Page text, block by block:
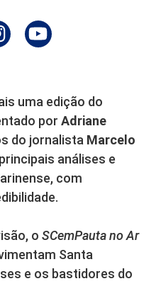
uma edição do
por Adriane
do jornalista Marcelo
análises e
com
o SCemPauta no Ar
Santa
e os bastidores do